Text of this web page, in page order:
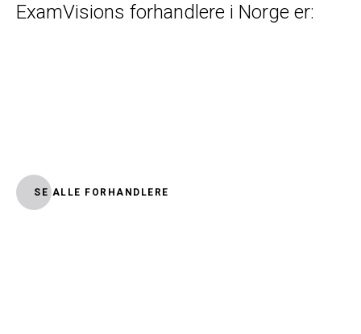
ExamVisions forhandlere i Norge er:
SE ALLE FORHANDLERE